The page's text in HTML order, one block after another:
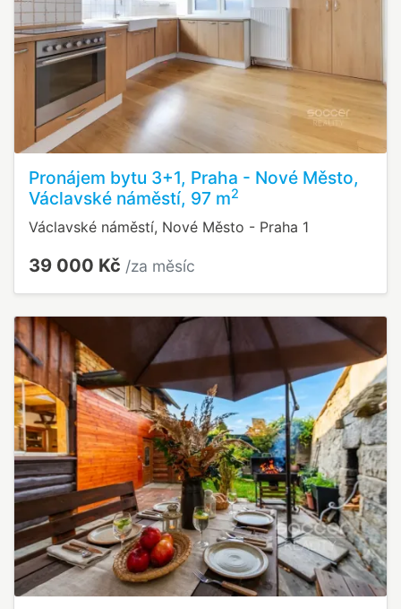
Pronájem bytu 3+1, Praha - Nové Město,
Václavské náměstí, 97 m2
Václavské náměstí, Nové Město - Praha 1
39 000 Kč /za měsíc